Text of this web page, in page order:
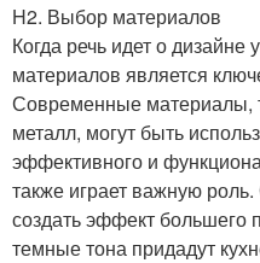
H2. Выбор материалов
Когда речь идет о дизайне
материалов является
Современные материалы,
металл, могут быть
эффективного и
также играет важную
создать эффект большего
темные тона придадут